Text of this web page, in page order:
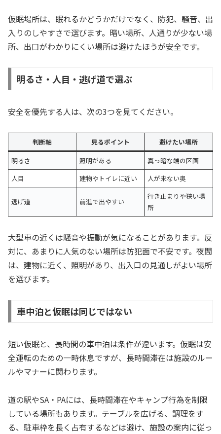
仮眠場所は、眠れるかどうかだけでなく、防犯、騒音、出
入りのしやすさで選びます。暗い場所、人通りが少ない場
所、出口がわかりにくい場所は避けたほうが安全です。
明るさ・人目・逃げ道で選ぶ
安全を優先する人は、次の3つを見てください。
判断軸 見るポイント
避けたい場所
明るさ
照明がある
真っ暗な端の区画
人目
建物やトイレに近い 人が来ない奥
逃げ道 前進で出やすい
行き止まりや狭い場
所
大型車の近くは騒音や振動が気になることがあります。反
対に、あまりに人気のない場所は防犯面で不安です。夜間
は、建物に近く、照明があり、出入口の見通しがよい場所
を選びます。
車中泊と仮眠は同じではない
短い仮眠と、長時間の車中泊は条件が違います。仮眠は安
全運転のための一時休息ですが、長時間滞在は施設のルー
ルやマナーに関わります。
道の駅やSA・PAには、長時間滞在やキャンプ行為を制限
している場所もあります。テーブルを広げる、調理をす
る、駐車枠を長く占有するなどは避け、施設の案内に従っ